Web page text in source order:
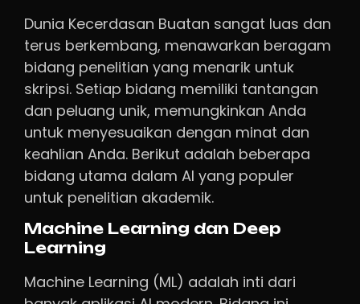
Dunia Kecerdasan Buatan sangat luas dan
terus berkembang, menawarkan beragam
bidang penelitian yang menarik untuk
skripsi. Setiap bidang memiliki tantangan
dan peluang unik, memungkinkan Anda
untuk menyesuaikan dengan minat dan
keahlian Anda. Berikut adalah beberapa
bidang utama dalam AI yang populer
untuk penelitian akademik.
Machine Learning dan Deep
Learning
Machine Learning (ML) adalah inti dari